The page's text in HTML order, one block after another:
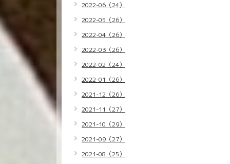
2022-06（24）
2022-05（26）
2022-04（26）
2022-03（26）
2022-02（24）
2022-01（26）
2021-12（26）
2021-11（27）
2021-10（29）
2021-09（27）
2021-08（25）